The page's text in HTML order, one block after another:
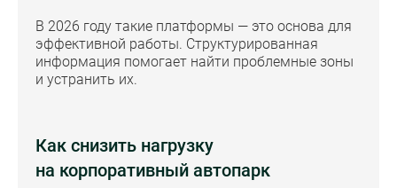
В 2026 году такие платформы — это основа для
эффективной работы. Структурированная
информация помогает найти проблемные зоны
и устранить их.
Как снизить нагрузку
на корпоративный автопарк